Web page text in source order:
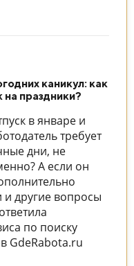
каникул: как
праздники?
в январе и
требует
дни, не
А если он
и другие вопросы
по поиску
GdeRabota.ru